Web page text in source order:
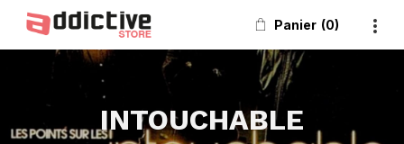
Panier 0
INTOUCHABLE